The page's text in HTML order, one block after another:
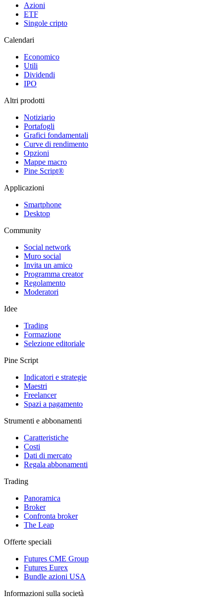
Azioni
ETF
Singole cripto
Calendari
Economico
Utili
Dividendi
IPO
Altri prodotti
Notiziario
Portafogli
Grafici fondamentali
Curve di rendimento
Opzioni
Mappe macro
Pine Script®
Applicazioni
Smartphone
Desktop
Community
Social network
Muro social
Invita un amico
Programma creator
Regolamento
Moderatori
Idee
Trading
Formazione
Selezione editoriale
Pine Script
Indicatori e strategie
Maestri
Freelancer
Spazi a pagamento
Strumenti e abbonamenti
Caratteristiche
Costi
Dati di mercato
Regala abbonamenti
Trading
Panoramica
Broker
Confronta broker
The Leap
Offerte speciali
Futures CME Group
Futures Eurex
Bundle azioni USA
Informazioni sulla società